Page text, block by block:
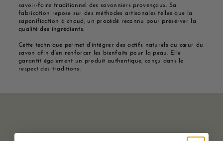
savoir-faire traditionnel des savonniers provençaux. Sa
fabrication repose sur des méthodes artisanales telles que la
saponification à chaud, un procédé reconnu pour préserver la
qualité des ingrédients.
Cette technique permet d’intégrer des actifs naturels au cœur du
savon afin d’en renforcer les bienfaits pour la peau. Elle
garantit également un produit authentique, conçu dans le
respect des traditions.